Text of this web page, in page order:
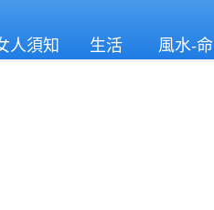
人須知 生活
風水-命